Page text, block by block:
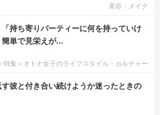
美容・メイク
「持ち寄りパーティーに何を持っていけ
単で見栄えが...
特集＞オトナ女子のライフスタイル・カルチャー
彼と付き合い続けようか迷ったときの